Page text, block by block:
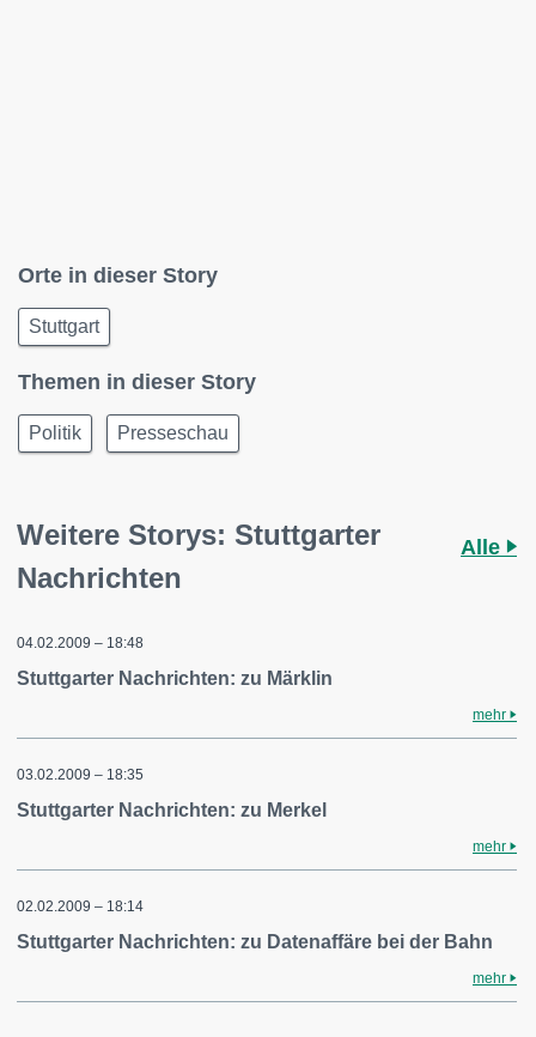
Orte in dieser Story
Stuttgart
Themen in dieser Story
Politik Presseschau
Weitere Storys: Stuttgarter
Nachrichten
Alle
04.02.2009 – 18:48
Stuttgarter Nachrichten: zu Märklin
mehr
03.02.2009 – 18:35
Stuttgarter Nachrichten: zu Merkel
mehr
02.02.2009 – 18:14
Stuttgarter Nachrichten: zu Datenaffäre bei der Bahn
mehr